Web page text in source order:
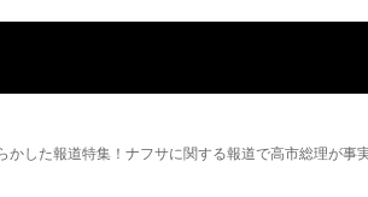
かした報道特集！ナフサに関する報道で高市総理が事